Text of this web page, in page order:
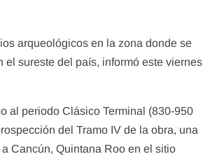
arqueológicos en la zona donde se
el sureste del país, informó este viernes
al periodo Clásico Terminal (830-950
del Tramo IV de la obra, una
Cancún, Quintana Roo en el sitio